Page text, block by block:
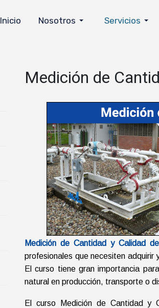
Inicio Nosotros Servicios
Medición de
Medición de Cantidad y Calidad
profesionales que necesiten
El curso tiene gran importancia
natural en producción, transporte o
El curso Medición de Cantidad y